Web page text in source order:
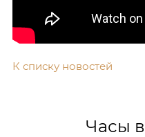
К списку новостей
Часы в